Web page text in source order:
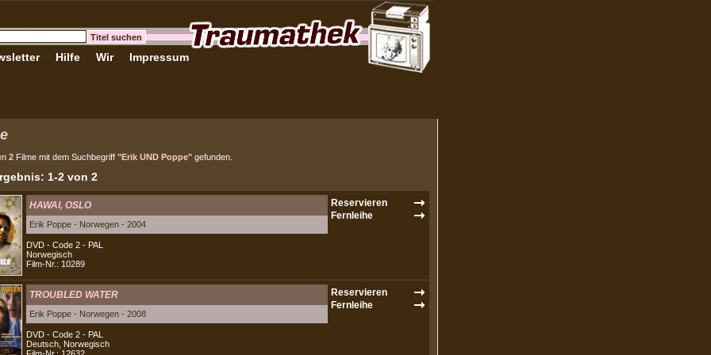
Hilfe Wir Impressum
2 Filme mit dem Suchbegriff "Erik UND Poppe" gefunden.
1-2 von 2
HAWAI, OSLO
Erik Poppe - Norwegen - 2004
DVD - Code 2 - PAL
Norwegisch
Film-Nr.: 10289
TROUBLED WATER
Erik Poppe - Norwegen - 2008
DVD - Code 2 - PAL
Deutsch, Norwegisch